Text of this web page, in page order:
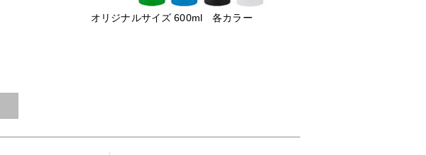
オリジナルサイズ 600ml 各カラー